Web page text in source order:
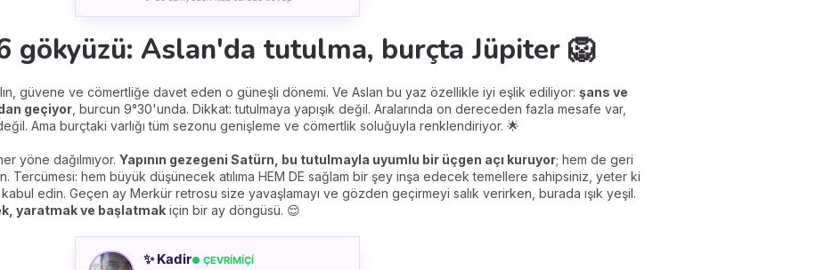
gökyüzü: Aslan'da tutulma, burçta Jüpiter 🦁
güvene ve cömertliğe davet eden o güneşli dönemi. Ve Aslan bu yaz özellikle iyi eşlik ediliyor: şans ve
geçiyor , burcun 9°30'unda. Dikkat: tutulmaya yapışık değil. Aralarında on dereceden fazla mesafe var,
Ama burçtaki varlığı tüm sezonu genişleme ve cömertlik soluğuyla renklendiriyor. 🌟
yöne dağılmıyor. Yapının gezegeni Satürn, bu tutulmayla uyumlu bir üçgen açı kuruyor; hem de geri
Tercümesi: hem büyük düşünecek atılıma HEM DE sağlam bir şey inşa edecek temellere sahipsiniz, yeter ki
edin. Geçen ay Merkür retrosu size yavaşlamayı ve gözden geçirmeyi salık verirken, burada ışık yeşil.
yaratmak ve başlatmak için bir ay döngüsü. 😌
✨ Kadir● ÇEVRÍMÍÇÍ